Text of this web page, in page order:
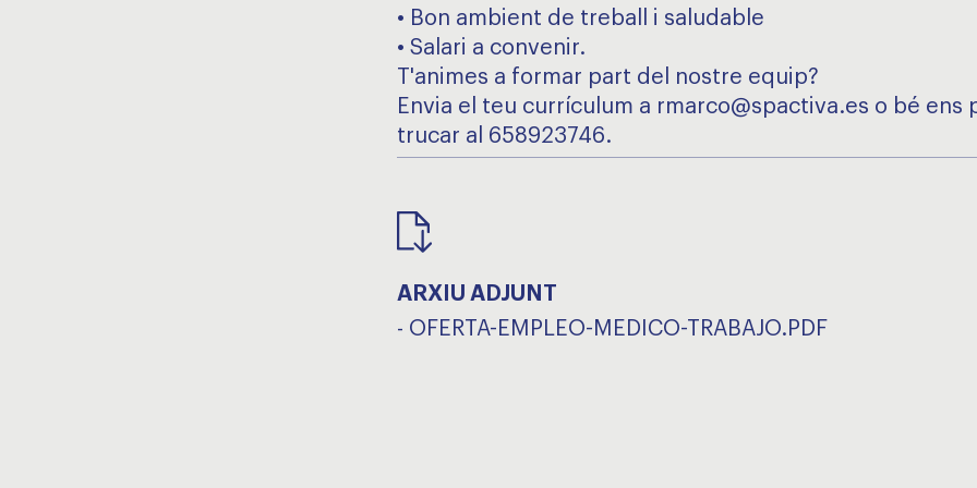
• Bon ambient de treball i saludable
• Salari a convenir.
T'animes a formar part del nostre equip?
Envia el teu currículum a rmarco@spactiva.es o bé ens
trucar al 658923746.
ARXIU ADJUNT
- OFERTA-EMPLEO-MEDICO-TRABAJO.PDF